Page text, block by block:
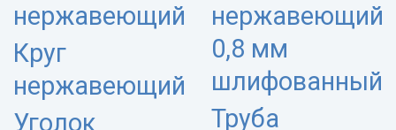
нержавеющий
Круг
нержавеющий
Уголок
нержавеющий
0,8 мм
шлифованный
Труба